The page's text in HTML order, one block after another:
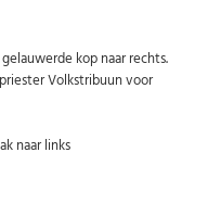
via de nieuwsbrief.
gelauwerde kop naar rechts.
Volkstribuun voor
naar links